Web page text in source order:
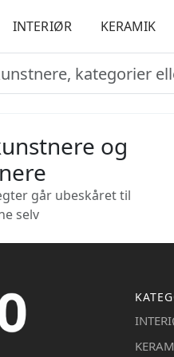
INTERIØR KERAMIK
og
går ubeskåret til
selv